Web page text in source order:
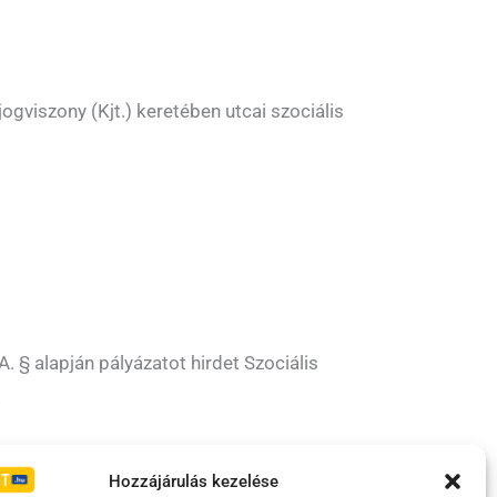
Hozzájárulás kezelése
(Kjt.) keretében utcai szociális
§ alapján pályázatot hirdet Szociális
Irányelvek Moderálási szabályzat